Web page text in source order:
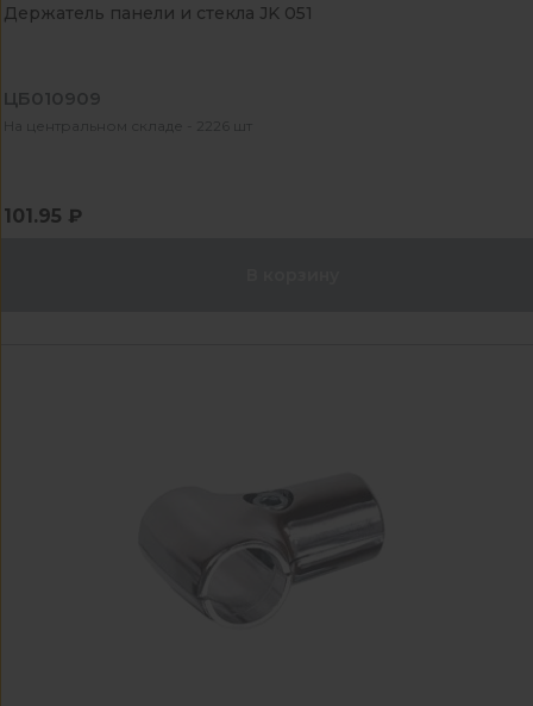
Держатель панели и стекла JK 051
ЦБ010909
На центральном складе - 2226 шт
101.95 ₽